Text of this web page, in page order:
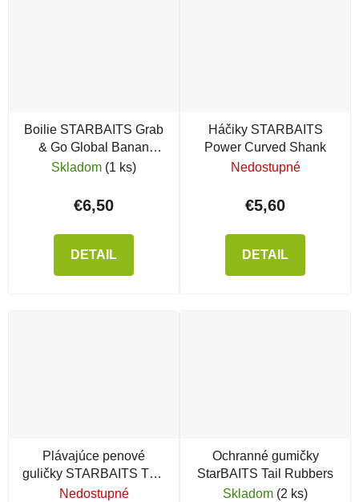
Boilie STARBAITS Grab
& Go Global Banan
Cream
Skladom (1 ks)
€6,50
DETAIL
Háčiky STARBAITS
Power Curved Shank
Nedostupné
€5,60
DETAIL
Plávajúce penové
guličky STARBAITS Two
Tones Balls
Nedostupné
Ochranné gumičky
StarBAITS Tail Rubbers
Skladom (2 ks)